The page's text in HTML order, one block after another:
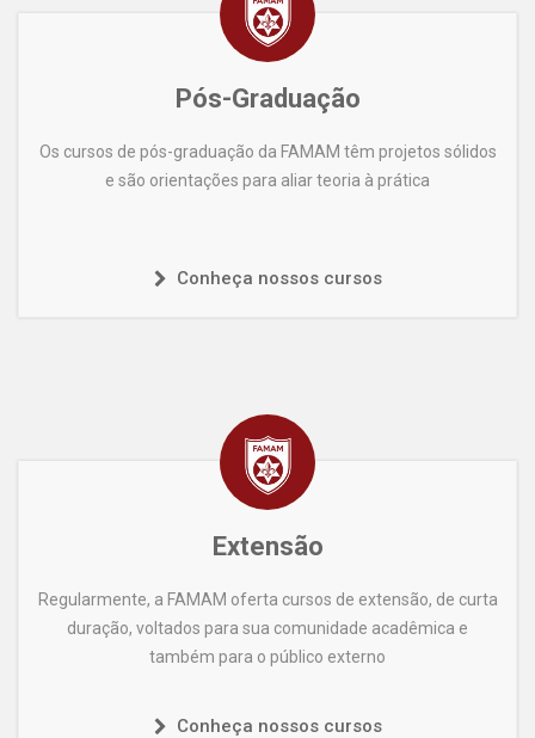
Pós-Graduação
Os cursos de pós-graduação da FAMAM têm projetos sólidos
e são orientações para aliar teoria à prática
Conheça nossos cursos
Extensão
Regularmente, a FAMAM oferta cursos de extensão, de curta
duração, voltados para sua comunidade acadêmica e
também para o público externo
Conheça nossos cursos